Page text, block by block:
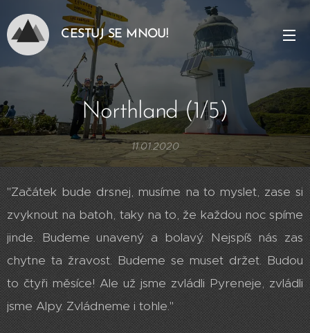
CESTUJ SE MNOU!
Northland (1/5)
11.01.2020
"Začátek bude drsnej, musíme na to myslet, zase si
zvyknout na batoh, taky na to, že každou noc spíme
jinde. Budeme unavený a bolavý. Nejspíš nás zas
chytne ta žravost. Budeme se muset držet. Budou
to čtyři měsíce! Ale už jsme zvládli Pyreneje, zvládli
jsme Alpy. Zvládneme i tohle."